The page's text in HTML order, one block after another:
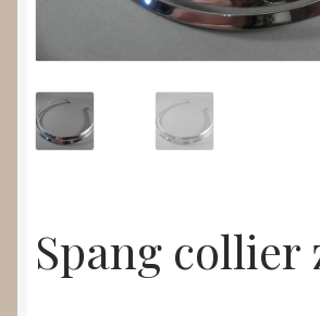
Spang collier